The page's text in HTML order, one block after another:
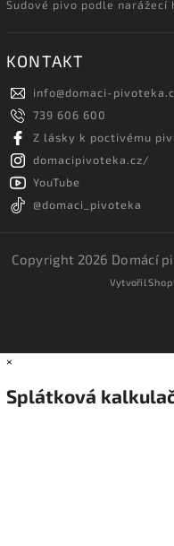
Sudové pivo podle narážecí
KONTAKT
info@domaci-
739 606 600
Z lásky k poctivému
domacipivoteka.cz/
YouTube
@domaci_pivoteka
Copyright 2026 Domácí
Vytvořil
×
Splátková